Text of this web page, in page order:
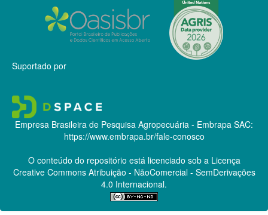
Suportado por
Empresa Brasileira de Pesquisa Agropecuária - Embrapa SAC:
https://www.embrapa.br/fale-conosco
O conteúdo do repositório está licenciado sob a Licença
Creative CommonsAtribuição - NãoComercial - SemDerivações
4.0 Internacional.